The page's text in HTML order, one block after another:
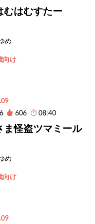
むはむすたー
め
向け
606 08:40
ま怪盗ツマミール
め
向け